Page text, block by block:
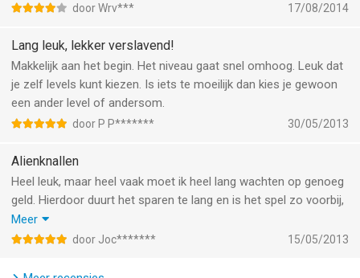
Endless mode lets you see how many waves you can
COMPETITION
Global leaderboards, Game Center achievements, and Friend
Scores so you can compare scores with your friends and the
millions of players worldwide.
LET’S SEE THAT AGAIN!
Replays let you learn new strategies or share your games with
the world through Twitter, Facebook, or email.
iPad owners, check out "TowerMadness HD" for the Pocket
door Wrv*** 17/08/2014
Lang leuk, lekker verslavend!
Makkelijk aan het begin. Het niveau gaat snel omhoog. Leuk dat
je zelf levels kunt kiezen. Is iets te moeilijk dan kies je gewoon
een ander level of andersom.
door P P******* 30/05/2013
Alienknallen
Heel leuk, maar heel vaak moet ik heel lang wachten op genoeg
geld. Hierdoor duurt het sparen te lang en is het spel zo voorbij,
terwijl ik maar weinig torens heb gebouwd. Ik win het wel, vaak,
maar het is leuker als je meer geld krijgt — of alles minder duur
hoor!
Meer
door Joc******* 15/05/2013